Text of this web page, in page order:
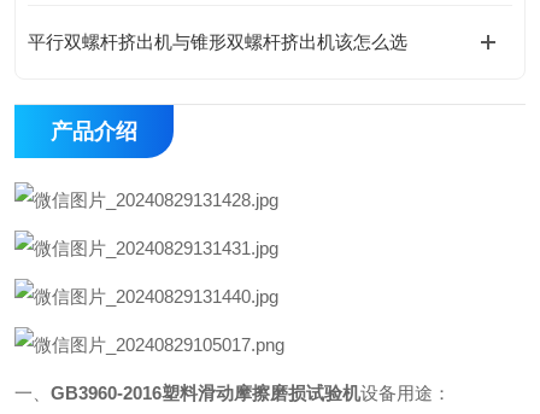
平行双螺杆挤出机与锥形双螺杆挤出机该怎么选
产品介绍
一、 GB3960-2016塑料滑动摩擦磨损试验机设备用途：